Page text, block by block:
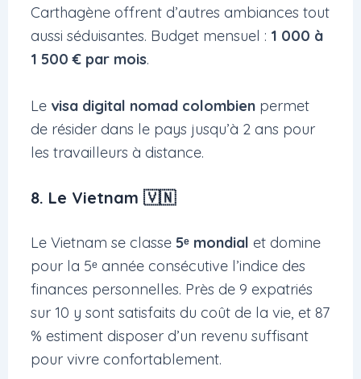
Carthagène offrent d’autres ambiances tout
aussi séduisantes. Budget mensuel : 1 000 à
1 500 € par mois.
Le visa digital nomad colombien permet
de résider dans le pays jusqu’à 2 ans pour
les travailleurs à distance.
8. Le Vietnam 🇻🇳
Le Vietnam se classe 5ᵉ mondial et domine
pour la 5ᵉ année consécutive l’indice des
finances personnelles. Près de 9 expatriés
sur 10 y sont satisfaits du coût de la vie, et 87
% estiment disposer d’un revenu suffisant
pour vivre confortablement.